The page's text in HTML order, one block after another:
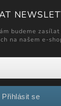
budeme
na našem e-
Přihlásit se